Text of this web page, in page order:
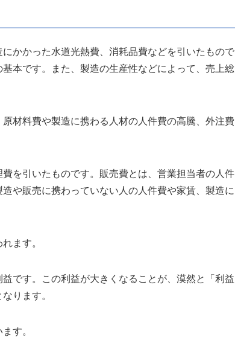
かかった水道光熱費、消耗品費などを引いたもので
本です。また、製造の生産性などによって、売上総
材料費や製造に携わる人材の人件費の高騰、外注費
を引いたものです。販売費とは、営業担当者の人件
や販売に携わっていない人の人件費や家賃、製造に
ます。
です。この利益が大きくなることが、漠然と「利益
ります。
す。